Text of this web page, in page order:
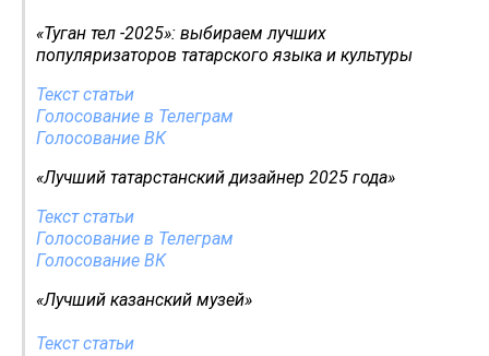
«Туган тел -2025»: выбираем лучших
популяризаторов татарского языка и культуры
Текст статьи
Голосование в Телеграм
Голосование ВК
«Лучший татарстанский дизайнер 2025 года»
Текст статьи
Голосование в Телеграм
Голосование ВК
«Лучший казанский музей»
Текст статьи